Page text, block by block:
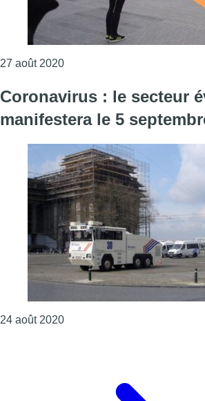
27 août 2020Consulter l'article "À la
Coronavirus : le secteur
manifestera le 5
24 août 2020Consulter l'article